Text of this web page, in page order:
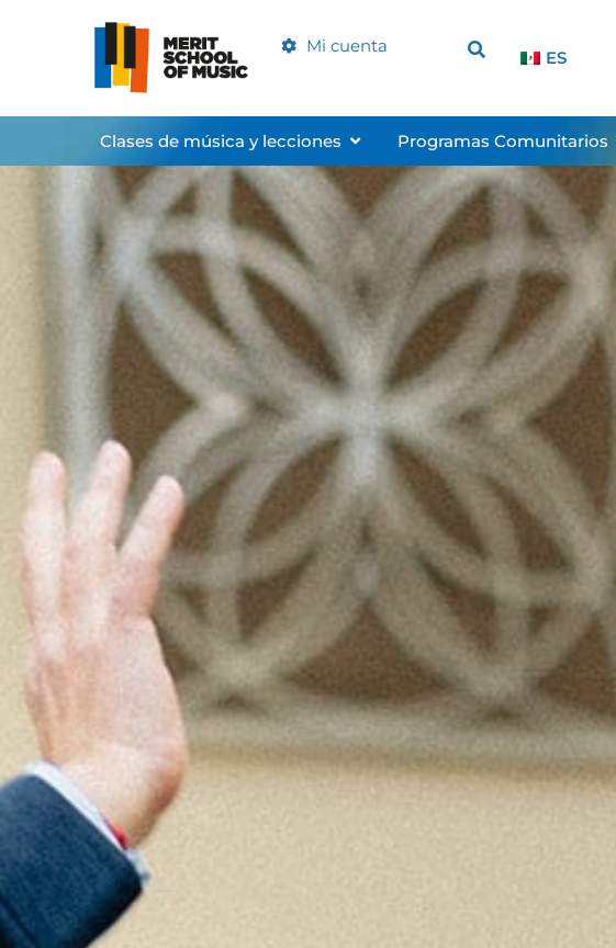
Mi cuenta
ES
Clases de música y lecciones Abrir Music Classes & Lessons
Programas Comunitarios